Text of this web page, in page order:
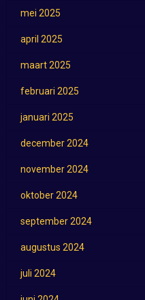
mei 2025
april 2025
maart 2025
februari 2025
januari 2025
december 2024
november 2024
oktober 2024
september 2024
augustus 2024
juli 2024